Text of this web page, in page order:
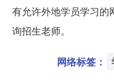
有允许外地学员学习的
询招生老师。
网络标签：